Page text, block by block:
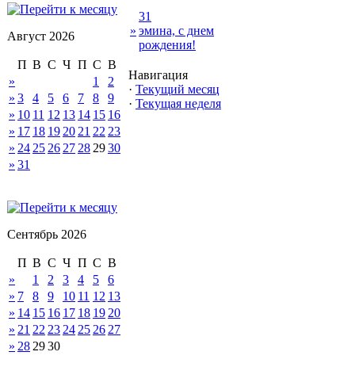
Август 2026
П В С Ч П С В
»
1
2
» 3 4 5 6 7 8
9
» 10 11 12 13 14 15 16
» 17 18 19 20 21 22 23
» 24 25 26 27 28 2930
» 31
Сентябрь 2026
П В С Ч П С В
»
1 2 3 4 5
6
» 7 8 9 10 11 12 13
» 14 15 16 17 18 19 20
» 21 22 23 24 25 26 27
» 28 2930
»
31
эмина, с днем
рождения!
Навигация
· Текущий месяц
· Текущая неделя